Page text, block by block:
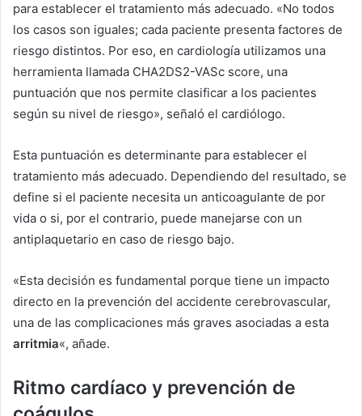
para establecer el tratamiento más adecuado. «No todos
los casos son iguales; cada paciente presenta factores de
riesgo distintos. Por eso, en cardiología utilizamos una
herramienta llamada CHA2DS2-VASc score, una
puntuación que nos permite clasificar a los pacientes
según su nivel de riesgo», señaló el cardiólogo.
Esta puntuación es determinante para establecer el
tratamiento más adecuado. Dependiendo del resultado, se
define si el paciente necesita un anticoagulante de por
vida o si, por el contrario, puede manejarse con un
antiplaquetario en caso de riesgo bajo.
«Esta decisión es fundamental porque tiene un impacto
directo en la prevención del accidente cerebrovascular,
una de las complicaciones más graves asociadas a esta
arritmia«, añade.
Ritmo cardíaco y prevención de